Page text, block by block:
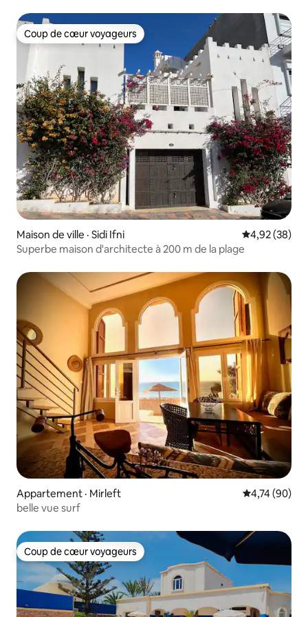
Coup de cœur voyageurs
Coup de cœur voyageurs
Maison de ville · Sidi Ifni Note
4,92 (38)
Superbe maison d'architecte à 200 m de la plage
Appartement · Mirleft Note
4,74 (90)
belle vue surf
Coup de cœur voyageurs
Coup de cœur voyageurs